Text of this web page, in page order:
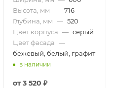
Высота, мм — 716
Глубина, мм — 520
Цвет корпуса — серый
Цвет фасада —
бежевый, белый, графит
в наличии
от3 520 ₽